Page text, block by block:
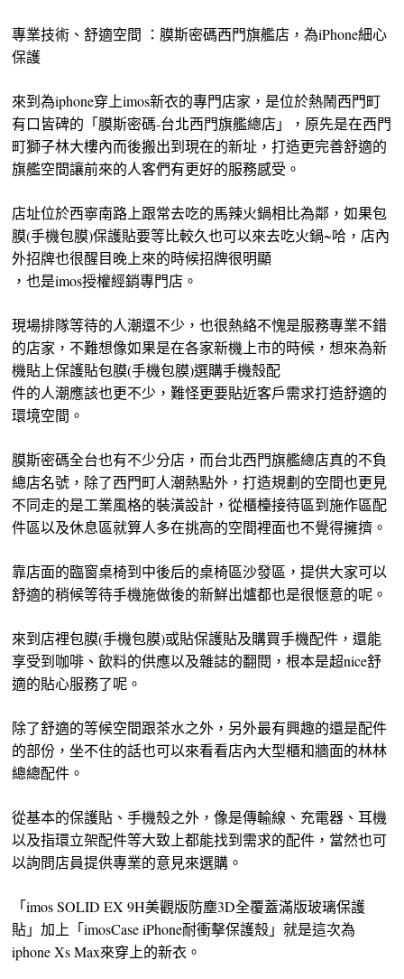
專業技術、舒適空間 ：膜斯密碼西門旗艦店，為iPhone細心
保護
來到為iphone穿上imos新衣的專門店家，是位於熱鬧西門町
有口皆碑的「膜斯密碼-台北西門旗艦總店」，原先是在西門
町獅子林大樓內而後搬出到現在的新址，打造更完善舒適的
旗艦空間讓前來的人客們有更好的服務感受。
店址位於西寧南路上跟常去吃的馬辣火鍋相比為鄰，如果包
膜(手機包膜)保護貼要等比較久也可以來去吃火鍋~哈，店內
外招牌也很醒目晚上來的時候招牌很明顯
，也是imos授權經銷專門店。
現場排隊等待的人潮還不少，也很熱絡不愧是服務專業不錯
的店家，不難想像如果是在各家新機上市的時候，想來為新
機貼上保護貼包膜(手機包膜)選購手機殼配
件的人潮應該也更不少，難怪更要貼近客戶需求打造舒適的
環境空間。
膜斯密碼全台也有不少分店，而台北西門旗艦總店真的不負
總店名號，除了西門町人潮熱點外，打造規劃的空間也更見
不同走的是工業風格的裝潢設計，從櫃檯接待區到施作區配
件區以及休息區就算人多在挑高的空間裡面也不覺得擁擠。
靠店面的臨窗桌椅到中後后的桌椅區沙發區，提供大家可以
舒適的稍候等待手機施做後的新鮮出爐都也是很愜意的呢。
來到店裡包膜(手機包膜)或貼保護貼及購買手機配件，還能
享受到咖啡、飲料的供應以及雜誌的翻閱，根本是超nice舒
適的貼心服務了呢。
除了舒適的等候空間跟茶水之外，另外最有興趣的還是配件
的部份，坐不住的話也可以來看看店內大型櫃和牆面的林林
總總配件。
從基本的保護貼、手機殼之外，像是傳輸線、充電器、耳機
以及指環立架配件等大致上都能找到需求的配件，當然也可
以詢問店員提供專業的意見來選購。
「imos SOLID EX 9H美觀版防塵3D全覆蓋滿版玻璃保護
貼」加上「imosCase iPhone耐衝擊保護殼」就是這次為
iphone Xs Max來穿上的新衣。